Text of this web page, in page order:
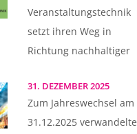
Veranstaltungstechnik
setzt ihren Weg in
Richtung nachhaltiger
31. DEZEMBER 2025
Zum Jahreswechsel am
31.12.2025 verwandelte